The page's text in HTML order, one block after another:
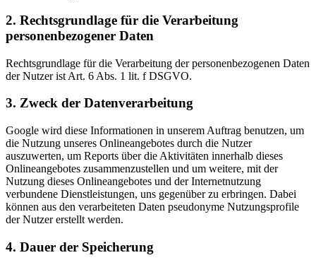
2. Rechtsgrundlage für die Verarbeitung
personenbezogener Daten
Rechtsgrundlage für die Verarbeitung der personenbezogenen Daten
der Nutzer ist Art. 6 Abs. 1 lit. f DSGVO.
3. Zweck der Datenverarbeitung
Google wird diese Informationen in unserem Auftrag benutzen, um
die Nutzung unseres Onlineangebotes durch die Nutzer
auszuwerten, um Reports über die Aktivitäten innerhalb dieses
Onlineangebotes zusammenzustellen und um weitere, mit der
Nutzung dieses Onlineangebotes und der Internetnutzung
verbundene Dienstleistungen, uns gegenüber zu erbringen. Dabei
können aus den verarbeiteten Daten pseudonyme Nutzungsprofile
der Nutzer erstellt werden.
4. Dauer der Speicherung